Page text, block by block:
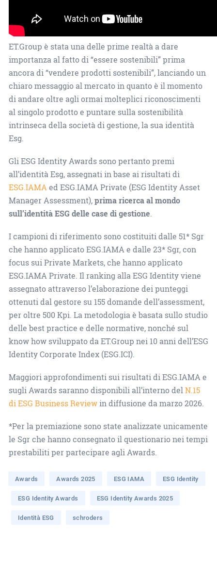
ET.Group è stata una delle prime realtà a dare
importanza al fatto di “essere sostenibili” prima
ancora di “vendere prodotti sostenibili”, lanciando un
chiaro messaggio al mercato in quanto è il momento
di andare oltre agli ormai molteplici riconoscimenti
al singolo prodotto e puntare sulla sostenibilità
intrinseca della società di gestione, la sua identità
Esg.
Gli ESG Identity Awards sono pertanto premi
all’identità Esg, assegnati in base ai risultati di
ESG.IAMAed ESG.IAMA Private (ESG Identity Asset
Manager Assessment),prima ricerca al mondo
sull’identità ESG delle case di gestione.
I campioni di riferimento sono costituiti dalle 51* Sgr
che hanno applicato ESG.IAMA e dalle 23* Sgr, con
focus sui Private Markets, che hanno applicato
ESG.IAMA Private. Il ranking alla ESG Identity viene
assegnato attraverso l’elaborazione dei punteggi
ottenuti dal gestore su 155 domande dell’assessment,
per oltre 500 Kpi. La metodologia è basata sullo studio
delle best practice e delle normative, nonché sul
know how sviluppato da ET.Group nei 10 anni dell’ESG
Identity Corporate Index (ESG.ICI).
Maggiori approfondimenti sui risultati di ESG.IAMA e
sugli Awards saranno disponibili all’interno delN.15
di ESG Business Reviewin diffusione da marzo 2026.
*Per la premiazione sono state analizzate unicamente
le Sgr che hanno consegnato il questionario nei tempi
prestabiliti per partecipare agli Awards.
Awards Awards 2025 ESG IAMA ESG Identity
ESG Identity Awards ESG Identity Awards 2025
Identità ESG schroders